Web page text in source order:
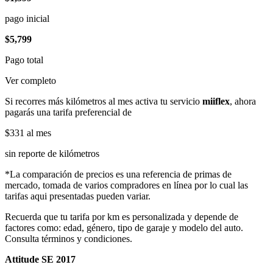
pago inicial
$5,799
Pago total
Ver completo
Si recorres más kilómetros al mes activa tu servicio miiflex, ahora
pagarás una tarifa preferencial de
$331 al mes
sin reporte de kilómetros
*La comparación de precios es una referencia de primas de
mercado, tomada de varios compradores en línea por lo cual las
tarifas aqui presentadas pueden variar.
Recuerda que tu tarifa por km es personalizada y depende de
factores como: edad, género, tipo de garaje y modelo del auto.
Consulta términos y condiciones.
Attitude SE 2017